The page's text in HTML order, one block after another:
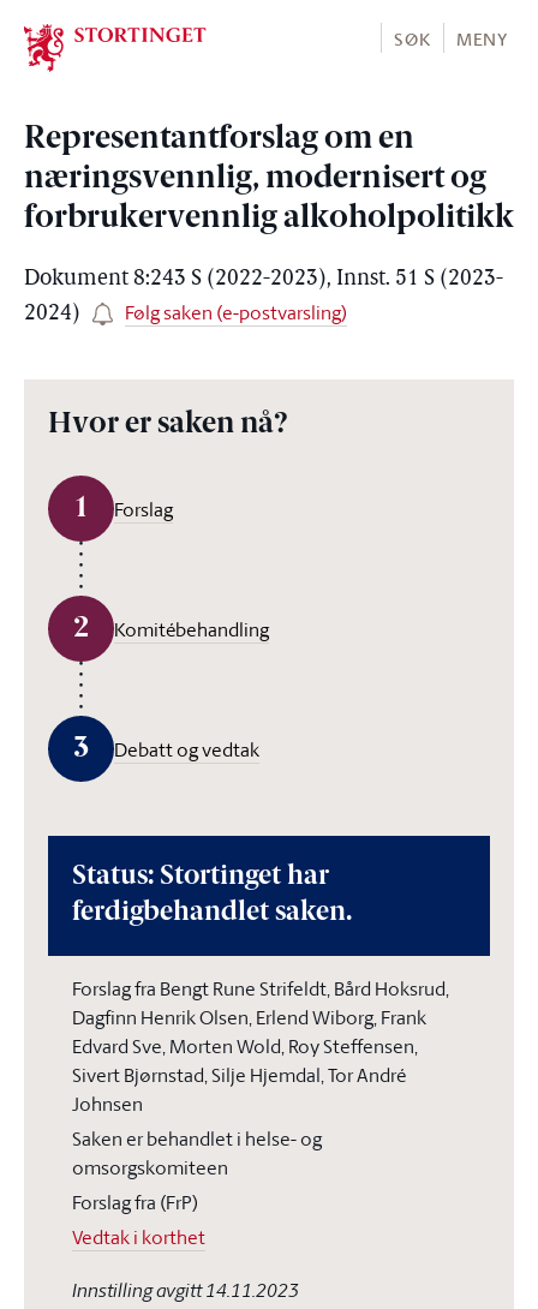
Stortinget.no
SØK MENY
Representantforslag om en
næringsvennlig, modernisert og
forbrukervennlig alkoholpolitikk
Dokument 8:243 S (2022-2023), Innst. 51 S (2023-
2024)
Følg saken (e-postvarsling)
Hvor er saken nå?
1 Forslag
2 Komitébehandling
3 Debatt og vedtak
Status: Stortinget har
ferdigbehandlet saken.
Forslag fra Bengt Rune Strifeldt, Bård Hoksrud,
Dagfinn Henrik Olsen, Erlend Wiborg, Frank
Edvard Sve, Morten Wold, Roy Steffensen,
Sivert Bjørnstad, Silje Hjemdal, Tor André
Johnsen
Saken er behandlet i helse- og
omsorgskomiteen
Forslag fra (FrP)
Vedtak i korthet
Innstilling avgitt 14.11.2023